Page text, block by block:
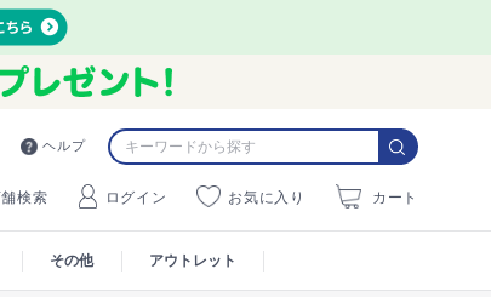
ヘルプ
舗検索 ログイン お気に入り カート
その他 アウトレット